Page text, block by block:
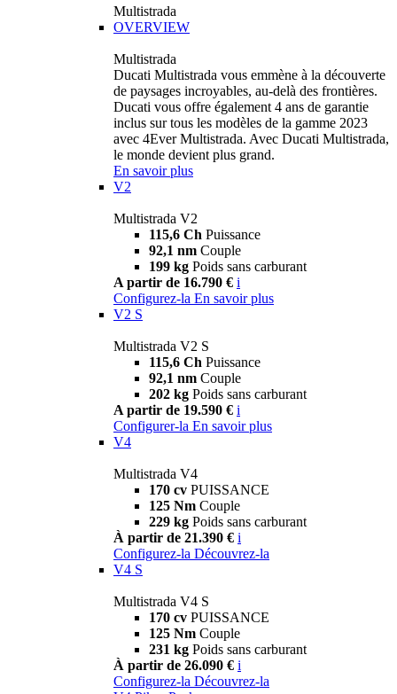
Multistrada
OVERVIEW
Multistrada
Ducati Multistrada vous emmène à la découverte
de paysages incroyables, au-delà des frontières.
Ducati vous offre également 4 ans de garantie
inclus sur tous les modèles de la gamme 2023
avec 4Ever Multistrada. Avec Ducati Multistrada,
le monde devient plus grand.
En savoir plus
V2
Multistrada V2
115,6 Ch Puissance
92,1 nm Couple
199 kg Poids sans carburant
A partir de 16.790 € i
Configurez-la En savoir plus
V2 S
Multistrada V2 S
115,6 Ch Puissance
92,1 nm Couple
202 kg Poids sans carburant
A partir de 19.590 € i
Configurer-la En savoir plus
V4
Multistrada V4
170 cv PUISSANCE
125 Nm Couple
229 kg Poids sans carburant
À partir de 21.390 € i
Configurez-la Découvrez-la
V4 S
Multistrada V4 S
170 cv PUISSANCE
125 Nm Couple
231 kg Poids sans carburant
À partir de 26.090 € i
Configurez-la Découvrez-la